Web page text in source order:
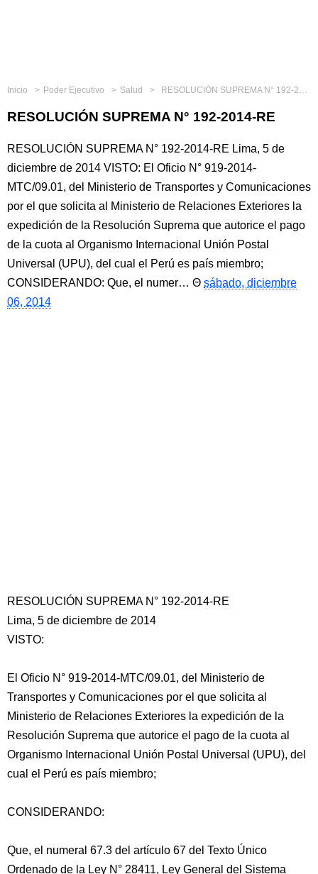
Inicio Poder Ejecutivo Salud RESOLUCIÓN SUPREMA N° 192-2014-RE
RESOLUCIÓN SUPREMA N° 192-2014-RE
RESOLUCIÓN SUPREMA N° 192-2014-RE Lima, 5 de
diciembre de 2014 VISTO: El Oficio N° 919-2014-
MTC/09.01, del Ministerio de Transportes y Comunicaciones
por el que solicita al Ministerio de Relaciones Exteriores la
expedición de la Resolución Suprema que autorice el pago
de la cuota al Organismo Internacional Unión Postal
Universal (UPU), del cual el Perú es país miembro;
CONSIDERANDO: Que, el numer…
sábado, diciembre
06, 2014
RESOLUCIÓN SUPREMA N° 192-2014-RE
Lima, 5 de diciembre de 2014
VISTO:
El Oficio N° 919-2014-MTC/09.01, del Ministerio de
Transportes y Comunicaciones por el que solicita al
Ministerio de Relaciones Exteriores la expedición de la
Resolución Suprema que autorice el pago de la cuota al
Organismo Internacional Unión Postal Universal (UPU), del
cual el Perú es país miembro;
CONSIDERANDO:
Que, el numeral 67.3 del artículo 67 del Texto Único
Ordenado de la Ley N° 28411, Ley General del Sistema